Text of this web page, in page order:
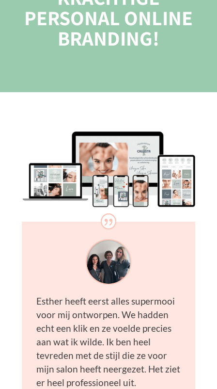
PERSONAL ONLINE
BRANDING!
Esther heeft eerst alles supermooi
voor mij ontworpen. We hadden
echt een klik en ze voelde precies
aan wat ik wilde. Ik ben heel
tevreden met de stijl die ze voor
mijn salon heeft neergezet. Het ziet
er heel professioneel uit.